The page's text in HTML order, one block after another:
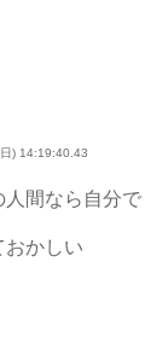
) 14:19:40.43
人間なら自分で
おかしい